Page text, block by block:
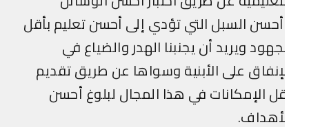
السبل التي تؤدي إلى أحسن تعليم بأقل
ويريد أن يجنبنا الهدر والضياع في
على الأبنية وسواها عن طريق تقديم
الإمكانات في هذا المجال لبلوغ أحسن